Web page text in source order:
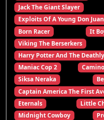
Jack The Giant Slayer
Exploits Of A Young Don Juan
Born Racer
It
Viking The Berserkers
Harry Potter And The
Maniac Cop 2
Camino
Siksa Neraka
Captain America The First
Eternals
Little
Midnight Cowboy